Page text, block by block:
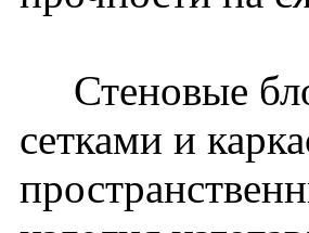
Стеновые
сетками и